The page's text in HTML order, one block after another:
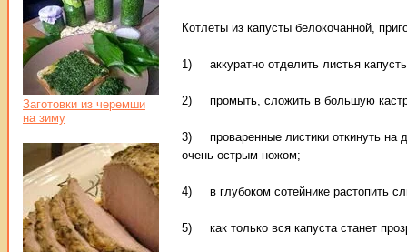
Котлеты из капусты белокочанной,
1) аккуратно отделить листья
2) промыть, сложить в большую
3) проваренные листики откинуть на
очень острым ножом;
4) в глубоком сотейнике растопить
5) как только вся капуста станет
Заготовки из черемши
на зиму